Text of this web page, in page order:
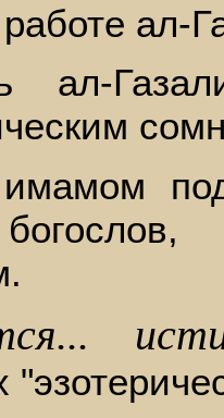
ал-
ал-